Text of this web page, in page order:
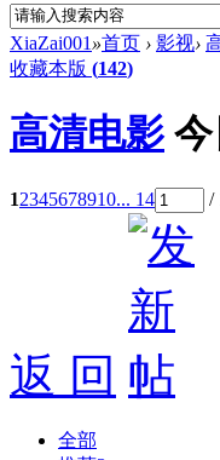
XiaZai001 »首页 › 影视›
收藏本版 (142)
高清电影
12345678910... 14 /
返 回
全部